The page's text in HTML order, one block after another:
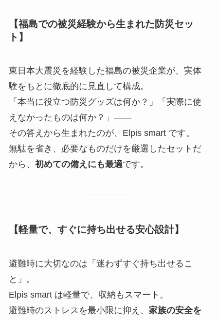
【福島での被災経験から生まれた防災セッ
ト】
東日本大震災を経験した福島の被災企業が、実体
験をもとに徹底的に見直して構成。
「本当に役立つ防災グッズは何か？」「実際に使
えなかったものは何か？」――
その答えから生まれたのが、Elpis smart です。
無駄を省き、必要なものだけを厳選したセットだ
から、 初めての備えにも最適です。
【軽量で、すぐに持ち出せる安心設計】
避難時に大切なのは「迷わずすぐ持ち出せるこ
と」。
Elpis smart は軽量で、収納もスマート。
避難時のストレスを最小限に抑え、 家族の安全を